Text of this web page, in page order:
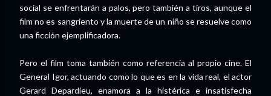
social se enfrentarán a palos, pero también a tiros, aunque el
film no es sangriento y la muerte de un niño se resuelve como
una ficción ejemplificadora.
Pero el film toma también como referencia al propio cine. El
General Igor, actuando como lo que es en la vida real, el actor
Gerard Depardieu, enamora a la histérica e insatisfecha